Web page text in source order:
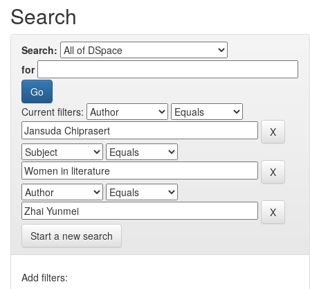
Search
Search:
for
Current filters:
Start a new search
Add filters: